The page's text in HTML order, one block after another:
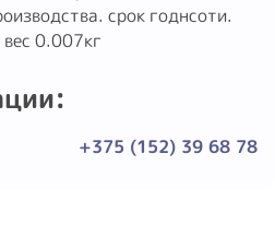
срок годнсоти.
0.007кг
+375 (152) 39 68 78